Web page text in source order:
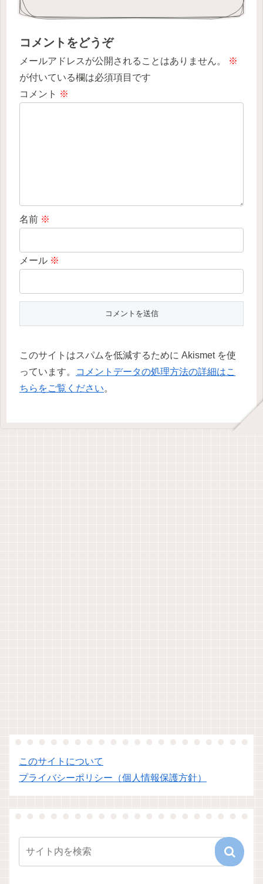
コメントをどうぞ
メールアドレスが公開されることはありません。
※
が付いている欄は必須項目です
コメント ※
名前 ※
メール ※
このサイトはスパムを低減するために Akismet を使
っています。
コメントデータの処理方法の詳細はこ
ちらをご覧ください。
このサイトについて
プライバシーポリシー（個人情報保護方針）